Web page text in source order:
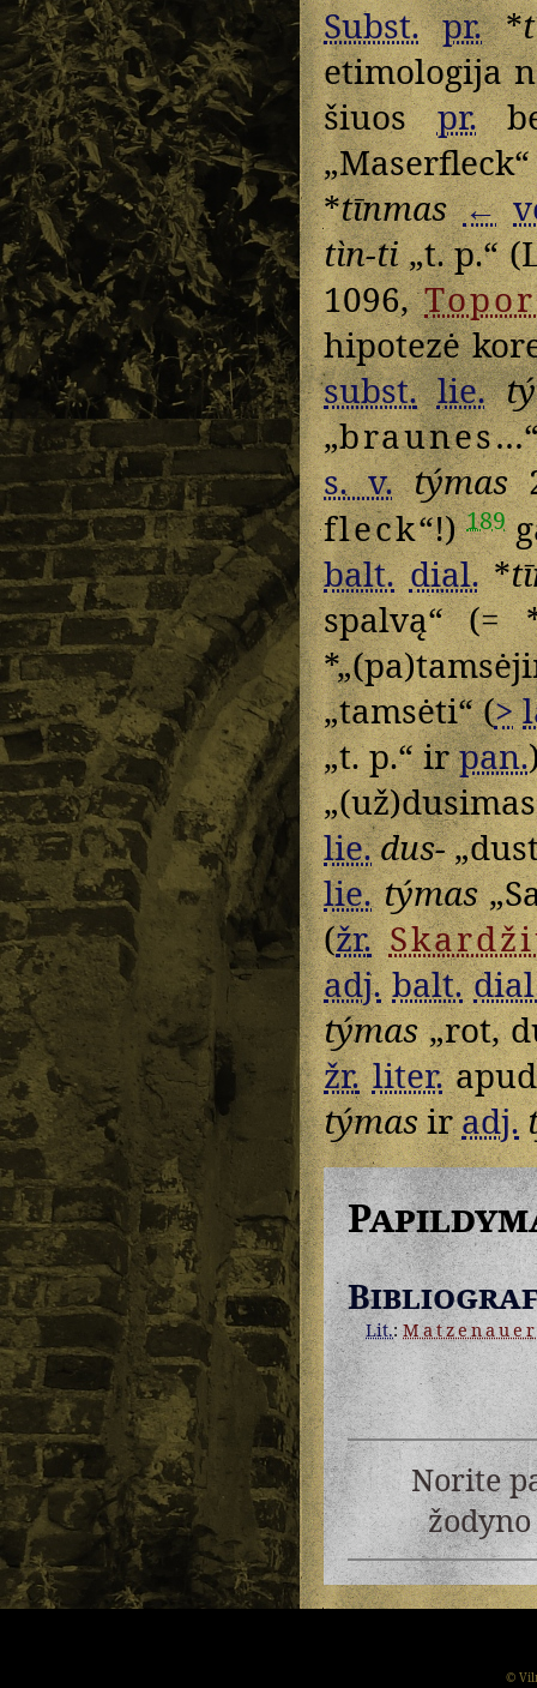
Subst. pr.*
etimologija
šiuospr.
*tīnmas ←
tìn-ti„t. p.“ (
1096,
hipotezė
subst. lie.
„braunes
s. v. týmas
fleck“!)189
balt. dial.*
spalvą“ (=
„tamsėti“ (>
„t. p.“ irpan.
lie.dus-
lie. týmas
(žr.
adj. balt.
týmas„rot,
žr. liter.
týmasiradj.
Lit.:Matzenauer
Norite
©